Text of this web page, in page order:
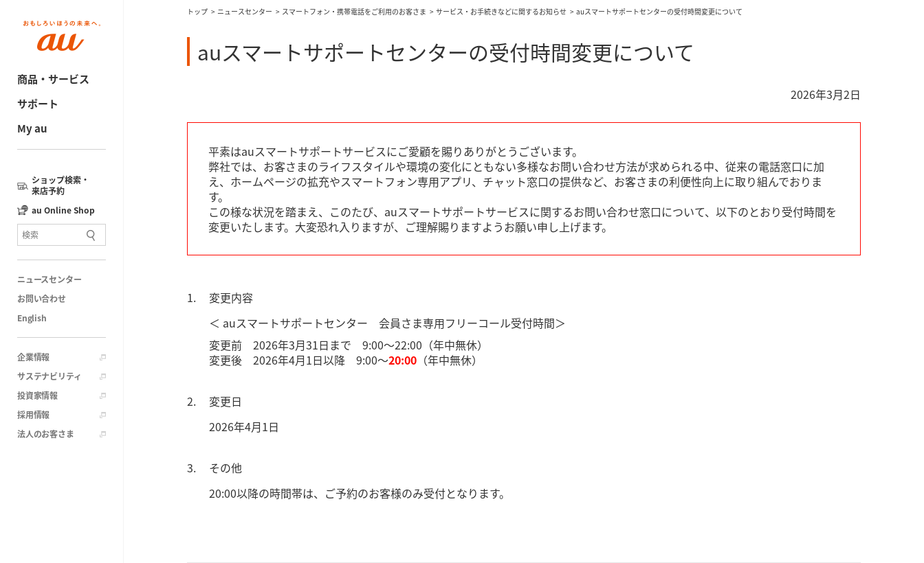
商品・サービス
サポート
My au
ショップ検索・
来店予約
au Online Shop
ニュースセンター
お問い合わせ
English
企業情報
サステナビリティ
投資家情報
採用情報
法人のお客さま
トップ ニュースセンター スマートフォン・携帯電話をご利用のお客さま サービス・お手続きなどに関するお知らせ auスマートサポートセンターの受付時間変更について
auスマートサポートセンターの受付時間変更について
2026年3月2日
平素はauスマートサポートサービスにご愛顧を賜りありがとうございます。
弊社では、お客さまのライフスタイルや環境の変化にともない多様なお問い合わせ方法が求められる中、従来の電話窓口に加
え、ホームページの拡充やスマートフォン専用アプリ、チャット窓口の提供など、お客さまの利便性向上に取り組んでおりま
す。
この様な状況を踏まえ、このたび、auスマートサポートサービスに関するお問い合わせ窓口について、以下のとおり受付時間を
変更いたします。大変恐れ入りますが、ご理解賜りますようお願い申し上げます。
変更内容
＜ auスマートサポートセンター 会員さま専用フリーコール受付時間＞
変更前 2026年3月31日まで 9:00～22:00（年中無休）
変更後 2026年4月1日以降 9:00～20:00 （年中無休）
変更日
2026年4月1日
その他
20:00以降の時間帯は、ご予約のお客様のみ受付となります。